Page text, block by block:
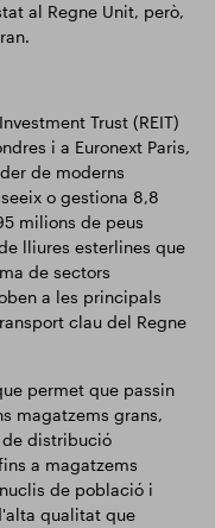
al Regne Unit, però,
Trust (REIT)
i a Euronext Paris,
de moderns
o gestiona 8,8
milions de peus
lliures esterlines que
de sectors
a les principals
clau del Regne
permet que passin
magatzems grans,
distribució
a magatzems
de població i
qualitat que